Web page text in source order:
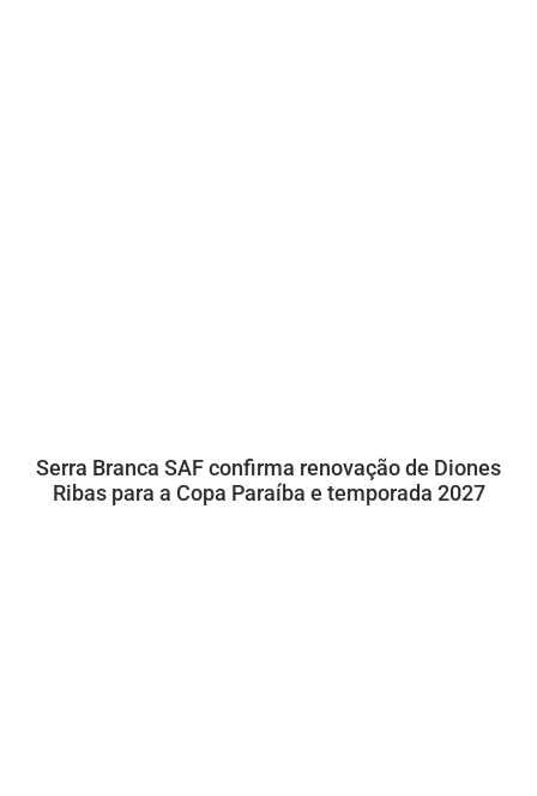
Serra Branca SAF confirma renovação de Diones
Ribas para a Copa Paraíba e temporada 2027